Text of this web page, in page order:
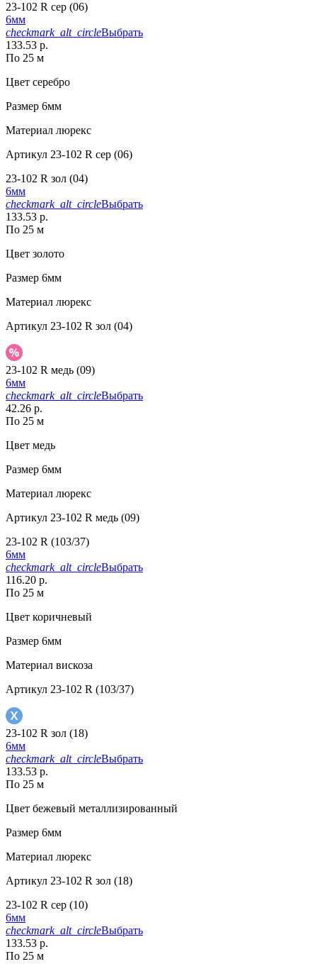
23-102 R сер (06)
6мм
checkmark_alt_circleВыбрать
133.53 р.
По 25 м
Цвет серебро
Размер 6мм
Материал люрекс
Артикул 23-102 R сер (06)
23-102 R зол (04)
6мм
checkmark_alt_circleВыбрать
133.53 р.
По 25 м
Цвет золото
Размер 6мм
Материал люрекс
Артикул 23-102 R зол (04)
23-102 R медь (09)
6мм
checkmark_alt_circleВыбрать
42.26 р.
По 25 м
Цвет медь
Размер 6мм
Материал люрекс
Артикул 23-102 R медь (09)
23-102 R (103/37)
6мм
checkmark_alt_circleВыбрать
116.20 р.
По 25 м
Цвет коричневый
Размер 6мм
Материал вискоза
Артикул 23-102 R (103/37)
23-102 R зол (18)
6мм
checkmark_alt_circleВыбрать
133.53 р.
По 25 м
Цвет бежевый металлизированный
Размер 6мм
Материал люрекс
Артикул 23-102 R зол (18)
23-102 R сер (10)
6мм
checkmark_alt_circleВыбрать
133.53 р.
По 25 м